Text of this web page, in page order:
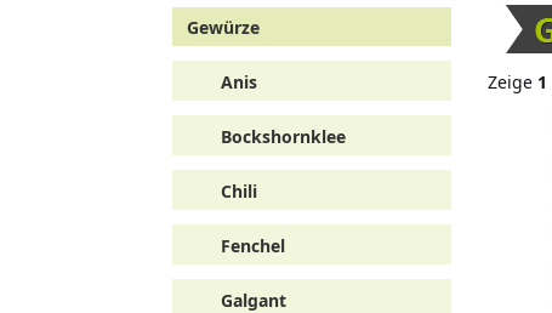
Gewürze
Anis
Bockshornklee
Chili
Fenchel
Galgant
Zeige 1